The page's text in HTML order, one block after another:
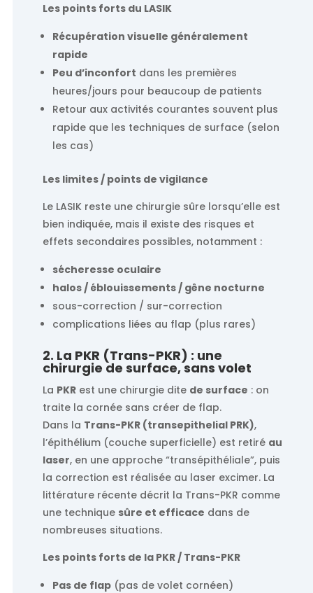
Les points forts du LASIK
Récupération visuelle généralement
rapide
Peu d’inconfort dans les premières
heures/jours pour beaucoup de patients
Retour aux activités courantes souvent plus
rapide que les techniques de surface (selon
les cas)
Les limites / points de vigilance
Le LASIK reste une chirurgie sûre lorsqu’elle est
bien indiquée, mais il existe des risques et
effets secondaires possibles, notamment :
sécheresse oculaire
halos / éblouissements / gêne nocturne
sous-correction / sur-correction
complications liées au flap (plus rares)
2. La PKR (Trans-PKR) : une
chirurgie de surface, sans volet
La PKRest une chirurgie dite de surface : on
traite la cornée sans créer de flap.
Dans la Trans-PKR (transepithelial PRK),
l’épithélium (couche superficielle) est retiré au
laser, en une approche “transépithéliale”, puis
la correction est réalisée au laser excimer. La
littérature récente décrit la Trans-PKR comme
une technique sûre et efficace dans de
nombreuses situations.
Les points forts de la PKR / Trans-PKR
Pas de flap(pas de volet cornéen)